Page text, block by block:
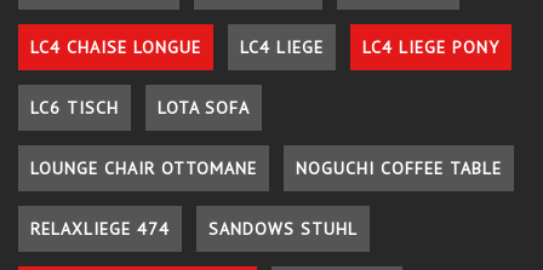
LC4 CHAISE LONGUE LC4 LIEGE LC4 LIEGE PONY
LC6 TISCH LOTA SOFA
LOUNGE CHAIR OTTOMANE NOGUCHI COFFEE TABLE
RELAXLIEGE 474 SANDOWS STUHL